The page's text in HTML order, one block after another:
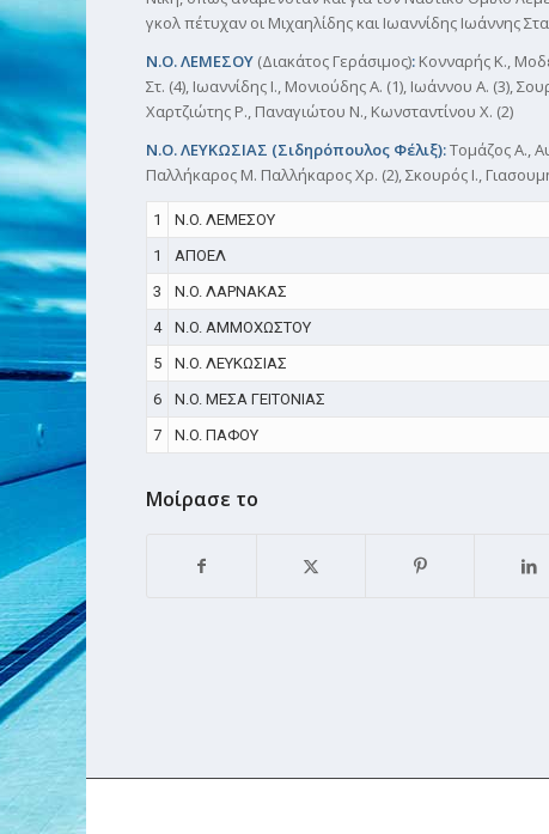
γκολ πέτυχαν οι Μιχαηλίδης και Ιωαννίδης Ιωάννης
Ν.Ο. ΛΕΜΕΣΟΥ (Διακάτος Γεράσιμος): Κονναρής Κ.,
Στ. (4), Ιωαννίδης Ι., Μονιούδης Α. (1), Ιωάννου Α. (3),
Χαρτζιώτης Ρ., Παναγιώτου Ν., Κωνσταντίνου Χ. (2)
Ν.Ο. ΛΕΥΚΩΣΙΑΣ (Σιδηρόπουλος Φέλιξ):Τομάζος Α.,
Παλλήκαρος Μ. Παλλήκαρος Χρ. (2), Σκουρός Ι.,
1 N.O. ΛΕΜΕΣΟΥ
1
ΑΠΟΕΛ
3
N.O. ΛΑΡΝΑΚΑΣ
4
N.O. ΑΜΜΟΧΩΣΤΟΥ
5
N.O. ΛΕΥΚΩΣΙΑΣ
6
N.O. ΜΕΣΑ ΓΕΙΤΟΝΙΑΣ
7
N.O. ΠΑΦΟΥ
Μοίρασε το